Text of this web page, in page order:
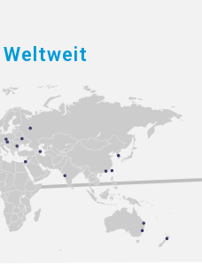
Weltweit